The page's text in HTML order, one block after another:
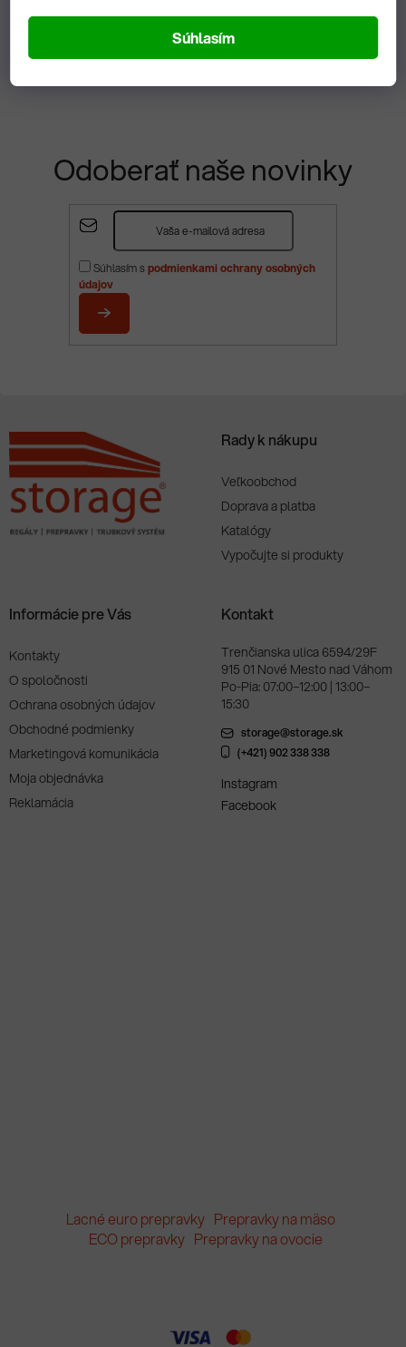
Súhlasím
Zobrazit hodnotenie
Odoberať naše novinky
Súhlasím spodmienkami ochrany osobných
údajov
PRIHLÁSIŤ
Rady k nákupu
Veľkoobchod
Doprava a platba
Katalógy
Vypočujte si produkty
Informácie pre Vás
Kontakty
O spoločnosti
Ochrana osobných údajov
Obchodné podmienky
Marketingová komunikácia
Moja objednávka
Reklamácia
Kontakt
Trenčianska ulica 6594/29F
915 01 Nové Mesto nad Váhom
Po-Pia: 07:00–12:00 | 13:00–
15:30
storage@storage.sk
(+421) 902 338 338
Instagram
Facebook
Lacné euro prepravky Prepravky na mäso
ECO prepravky Prepravky na ovocie